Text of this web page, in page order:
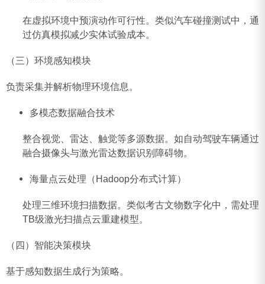
在虚拟环境中预演动作可行性。类似汽车碰撞测试中，通
过仿真模拟减少实体试验成本‌。
（三）环境感知模块
负责采集并解析物理环境信息。
‌多模态数据融合技术‌
整合视觉、雷达、触觉等多源数据。如自动驾驶车辆通过
融合摄像头与激光雷达数据识别障碍物‌。
‌海量点云处理（Hadoop分布式计算）‌
处理三维环境扫描数据。类似考古文物数字化中，需处理
TB级激光扫描点云重建模型‌。
（四）智能决策模块
基于感知数据生成行为策略。